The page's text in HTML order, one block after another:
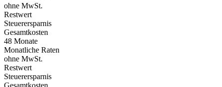
ohne MwSt.
Restwert
Steuerersparnis
Gesamtkosten
48 Monate
Monatliche Raten
ohne MwSt.
Restwert
Steuerersparnis